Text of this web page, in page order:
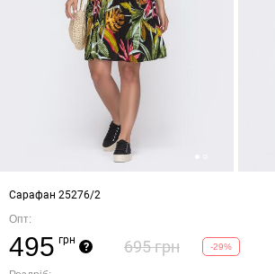
Сарафан 25276/2
Опт:
495 грн
? 695 грн -29%